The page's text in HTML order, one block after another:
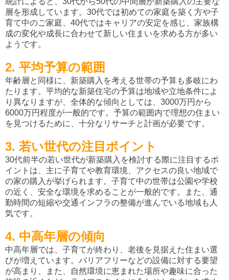
層を形成しています。30代では初めての家庭を築く方や子
育て中のご家庭、40代ではキャリアの安定を感じ、家族構
成の変化や成長に合わせて新しい住まいを求める方が多い
ようです。
2. 平均予算の範囲
年齢層と同様に、新築購入を考える世帯の予算も多岐にわ
たります。平均的な新築住宅の予算は地域や立地条件によ
り異なりますが、全体的な傾向としては、3000万円から
6000万円程度が一般的です。予算の範囲内で理想の住まい
を見つけるために、十分なリサーチと計画が必要です。
3. 若い世代の注目ポイント
30代前半の若い世代が新築購入を検討する際に注目するポ
イントは、主に子育てや教育環境、アクセスの良い地域で
の家の購入が挙げられます。子育て中の世帯は公園や学校
の近く、安全な環境を求めることが一般的です。また、通
勤時間の短縮や交通インフラの整備が進んでいる地域も人
気です。
4. 中高年層の傾向
中高年層では、子育てが終わり、老後を見据えた住まい選
びが増えています。バリアフリーなどの設備に対する要望
が高まり、また、自然環境に恵まれた場所や趣味に合った